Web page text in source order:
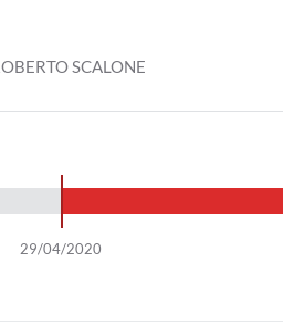
SCALONE
29/04/2020